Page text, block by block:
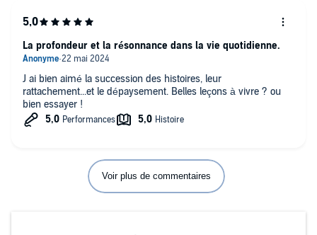
J ai bien aimé la succession des histoires, leur
rattachement...et le dépaysement. Belles leçons à vivre ? ou
bien essayer !
La profondeur et la résonnance dans la vie quotidienne.
Voir plus de commentaires